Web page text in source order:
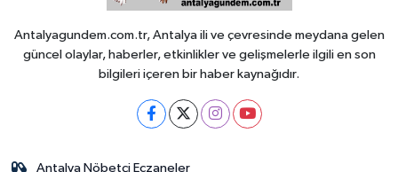
Antalyagundem.com.tr, Antalya ili ve çevresinde meydana gelen
güncel olaylar, haberler, etkinlikler ve gelişmelerle ilgili en son
bilgileri içeren bir haber kaynağıdır.
Antalya Nöbetçi Eczaneler